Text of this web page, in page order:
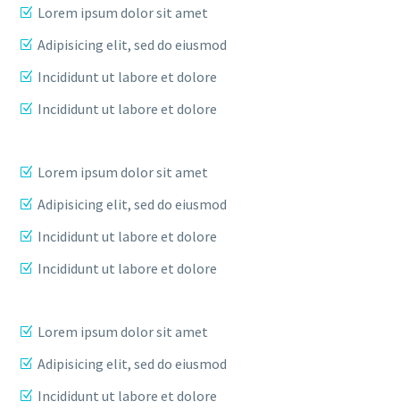
Lorem ipsum dolor sit amet
Adipisicing elit, sed do eiusmod
Incididunt ut labore et dolore
Incididunt ut labore et dolore
Lorem ipsum dolor sit amet
Adipisicing elit, sed do eiusmod
Incididunt ut labore et dolore
Incididunt ut labore et dolore
Lorem ipsum dolor sit amet
Adipisicing elit, sed do eiusmod
Incididunt ut labore et dolore